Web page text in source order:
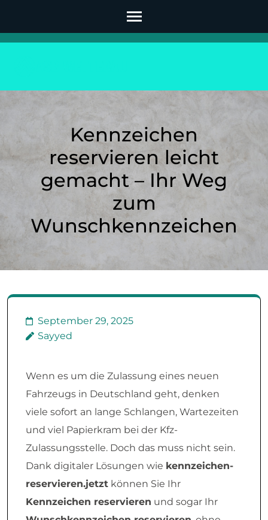
content
Kennzeichen
reservieren leicht
gemacht – Ihr Weg
zum
Wunschkennzeichen
September 29, 2025
Sayyed
Wenn es um die Zulassung eines neuen
Fahrzeugs in Deutschland geht, denken
viele sofort an lange Schlangen, Wartezeiten
und viel Papierkram bei der Kfz-
Zulassungsstelle. Doch das muss nicht sein.
Dank digitaler Lösungen wie kennzeichen-
reservieren.jetzt können Sie Ihr
Kennzeichen reservieren und sogar Ihr